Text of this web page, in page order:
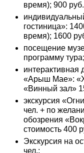
время); 900
гостиница»:
время); 1600
посещение
программу тура;
интерактивная
«Арыш Мае»:
«Винный зал»
экскурсия
чел. + по
обозрения
стоимость 400
Экскурсия на
чел.;